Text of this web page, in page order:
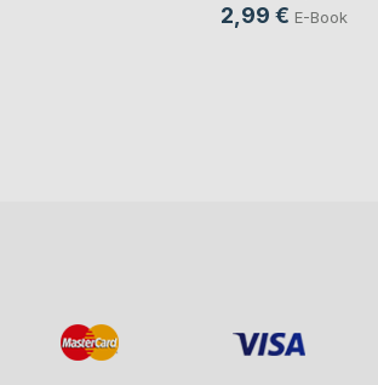
2,99 € E-Book